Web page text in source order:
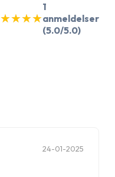
★
★★
★★
★★
★
1
anmeldelser
(5.0/5.0)
24-01-2025